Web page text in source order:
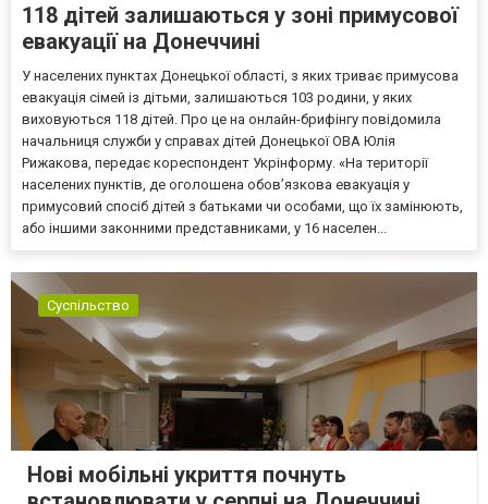
118 дітей залишаються у зоні примусової
евакуації на Донеччині
У населених пунктах Донецької області, з яких триває примусова
евакуація сімей із дітьми, залишаються 103 родини, у яких
виховуються 118 дітей. Про це на онлайн-брифінгу повідомила
начальниця служби у справах дітей Донецької ОВА Юлія
Рижакова, передає кореспондент Укрінформу. «На території
населених пунктів, де оголошена обов’язкова евакуація у
примусовий спосіб дітей з батьками чи особами, що їх замінюють,
або іншими законними представниками, у 16 населен...
Суспільство
Нові мобільні укриття почнуть